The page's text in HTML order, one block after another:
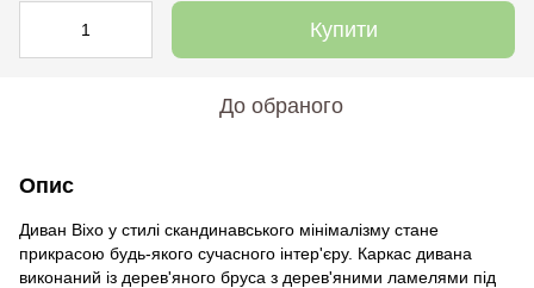
Купити
До обраного
Опис
Диван Віхо у стилі скандинавського мінімалізму стане
прикрасою будь-якого сучасного інтер'єру. Каркас дивана
виконаний із дерев'яного бруса з дерев'яними ламелями під